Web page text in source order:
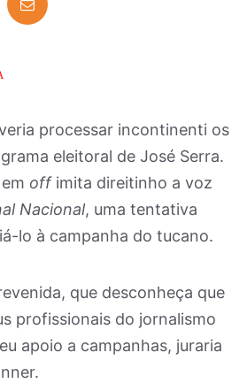
processar incontinenti os
eleitoral de José Serra.
offimita direitinho a voz
Nacional, uma tentativa
lo à campanha do tucano.
que desconheça que
profissionais do jornalismo
apoio a campanhas, juraria